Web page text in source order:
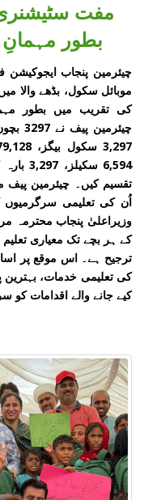
مفت
بطور
چیئرمین پنجاب
موبائل سکول، بڈھے والا
کی تقریب میں بطور
تقسیم کیں۔ چیئرمین
اُن کی تعلیمی سرگرمیوں
وزیراعلیٰ پنجاب محترمہ
کے ہر بچے تک معیاری
ترجیح ہے۔ اس موقع پر
کی تعلیمی خدمات،
کیے جانے والے اقدامات کو